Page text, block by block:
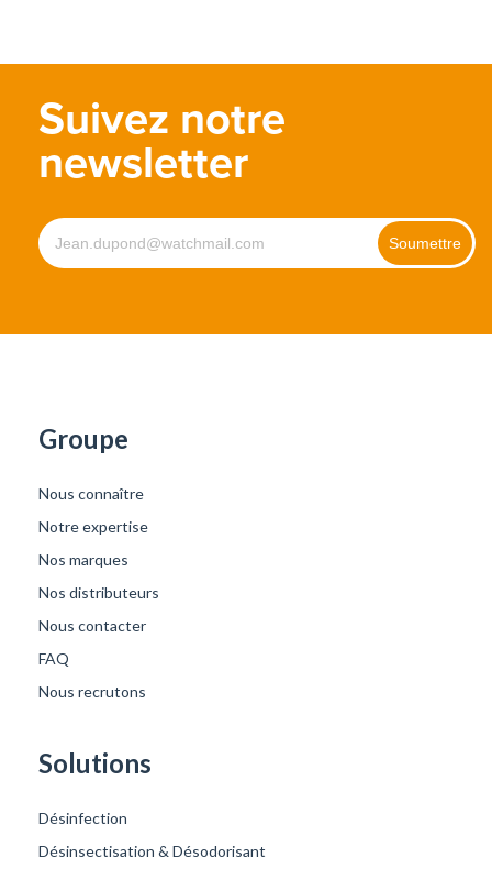
Suivez notre
newsletter
Groupe
Nous connaître
Notre expertise
Nos marques
Nos distributeurs
Nous contacter
FAQ
Nous recrutons
Solutions
Désinfection
Désinsectisation & Désodorisant